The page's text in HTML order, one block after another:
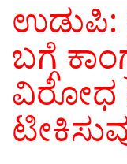
ಉಡುಪಿ:
ಬಗ್ಗೆ
ವಿರೋಧ